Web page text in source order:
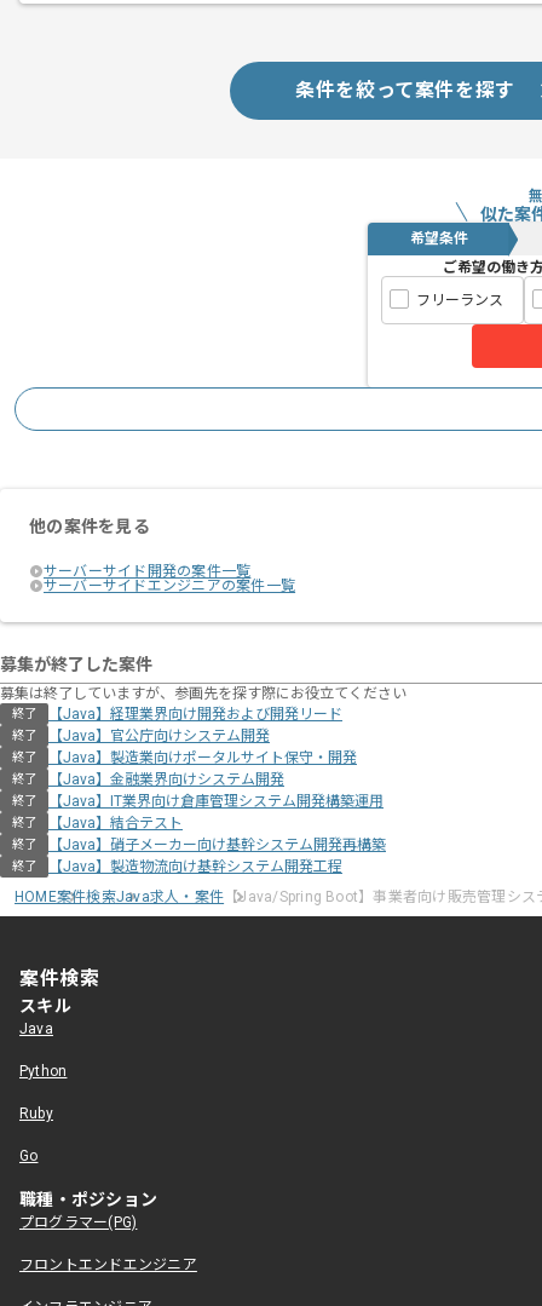
クリティカルな領域を扱うため、単な
プロダクト視点で考えながら開発を進
設計・実装・テスト・リリースまで一
「実装だけで終わらない開発がしたい
条件を絞って案件を探す
似た案
希望条件
ご希望の働き
フリーランス
他の案件を見る
サーバーサイド開発の案件一覧
サーバーサイドエンジニアの案件一覧
募集が終了した案件
募集は終了していますが、参画先を探す際にお役立てください
終了 【Java】経理業界向け開発および開発リード
終了 【Java】官公庁向けシステム開発
終了 【Java】製造業向けポータルサイト保守・開発
終了 【Java】金融業界向けシステム開発
終了 【Java】IT業界向け倉庫管理システム開発構築運用
終了 【Java】結合テスト
終了 【Java】硝子メーカー向け基幹システム開発再構築
終了
【Java】製造物流向け基幹システム開発工程
HOME案件検索Java求人・案件 【Java/Spring Boot】事業者向け販売管理シス
案件検索
スキル
Java
Python
Ruby
Go
職種・ポジション
プログラマー(PG)
フロントエンドエンジニア